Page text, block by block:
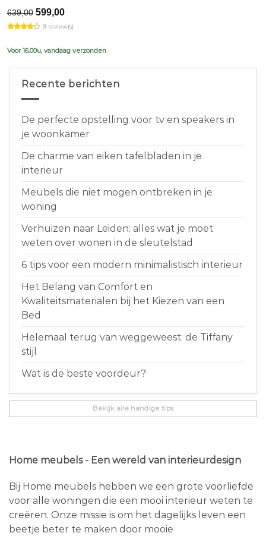
639,00 Original
price
was:
599,00Current
is:
9 review(s)
Voor 16.00u, vandaag verzonden
Recente berichten
De perfecte opstelling voor tv en speakers in
je woonkamer
De charme van eiken tafelbladen in je
interieur
Meubels die niet mogen ontbreken in je
woning
Verhuizen naar Leiden: alles wat je moet
weten over wonen in de sleutelstad
6 tips voor een modern minimalistisch interieur
Het Belang van Comfort en
Kwaliteitsmaterialen bij het Kiezen van een
Bed
Helemaal terug van weggeweest: de Tiffany
stijl
Wat is de beste voordeur?
Bekijk alle handige tips
Home meubels - Een wereld van interieurdesign
Bij Home meubels hebben we een grote voorliefde
voor alle woningen die een mooi interieur weten te
creëren. Onze missie is om het dagelijks leven een
beetje beter te maken door mooie